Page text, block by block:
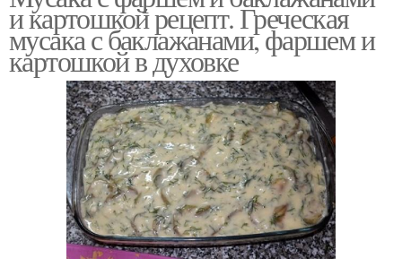
и картошкой рецепт. Греческая
мусака с баклажанами, фаршем и
картошкой в духовке